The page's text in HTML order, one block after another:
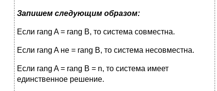
Запишем следующим образом:
Если rang A = rang B, то система совместна.
Если rang A не = rang B, то система несовместна.
Если rang A = rang B = n, то система имеет
единственное решение.